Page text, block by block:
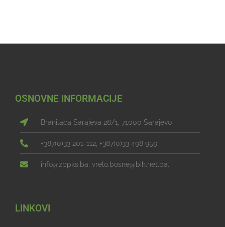
OSNOVNE INFORMACIJE
Branilaca Sarajeva 28/1, 71000 Sarajevo
+387(0)33 201-112, +387(0)33 498 959
info@zppks.ba, vrelo.bosne@bih.net.ba.
LINKOVI